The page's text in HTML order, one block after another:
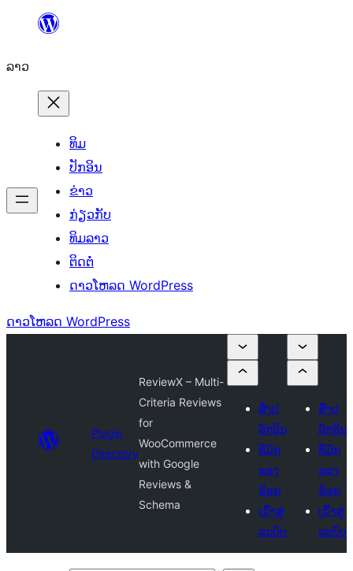
ທີ່
ເນື້ອຫາ
ລາວ
ທິມ
ປັກອິນ
ຂ່າວ
ກ່ຽວກັບ
ທິມລາວ
ຕິດຕໍ່
ດາວໂຫລດ WordPress
ດາວໂຫລດ WordPress
Plugin
Directory
ReviewX – Multi-
Criteria Reviews
for
WooCommerce
with Google
Reviews &
Schema
ສົ່ງປ
ລັກອິນ
ທີ່ມັກ
ຂອງ
ຂ້ອຍ
ເຂົ້າສູ່
ລະບົບ
ສົ່ງປ
ລັກອິນ
ທີ່ມັກ
ຂອງ
ຂ້ອຍ
ເຂົ້າສູ່
ລະບົບ